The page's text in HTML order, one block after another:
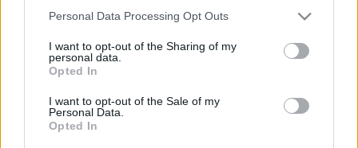
Please note that this website/app uses one or more Google
not limited to your visit or usage behaviour. You may click to
grant or deny consent to Google and its third-party tags to
use your data for below specified purposes in below Google
consent section.
Personal Data Processing Opt Outs
I want to opt-out of the Sharing of my
personal data.
Opted In
I want to opt-out of the Sale of my
Personal Data.
Opted In
És még csak azt sem mondanám, hogy ez a közös
unatkozás olyan szörnyű volna. Kolonits Klára
operai kifinomultak köréből, ha elénekli az
Asszonyszerelem, asszonysors dalciklust, lehet, hogy